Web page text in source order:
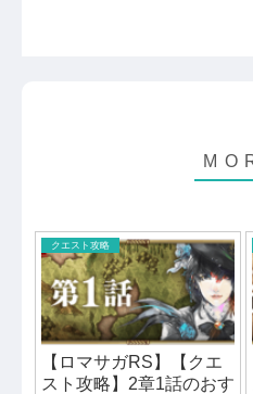
クエスト攻略
【ロマサガRS】【クエ
スト攻略】2章1話のおす